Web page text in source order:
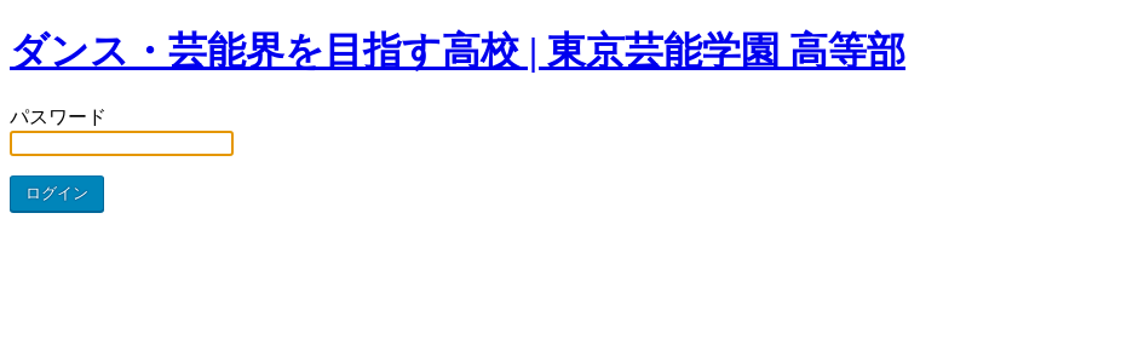
ダンス・芸能界を目指す高校 | 東京芸能学園 高等部
パスワード